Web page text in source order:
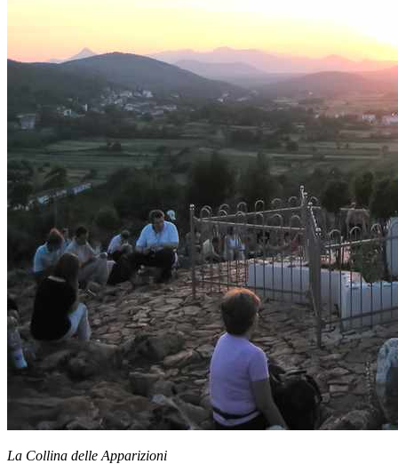
La Collina delle Apparizioni